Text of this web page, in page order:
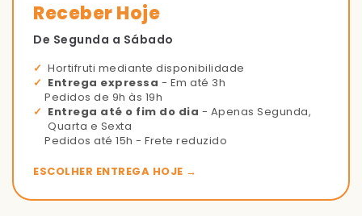
Receber Hoje
De Segunda a Sábado
Hortifruti mediante disponibilidade
Entrega expressa - Em até 3h
Pedidos de 9h às 19h
Entrega até o fim do dia - Apenas Segunda,
Quarta e Sexta
Pedidos até 15h - Frete reduzido
ESCOLHER ENTREGA HOJE →